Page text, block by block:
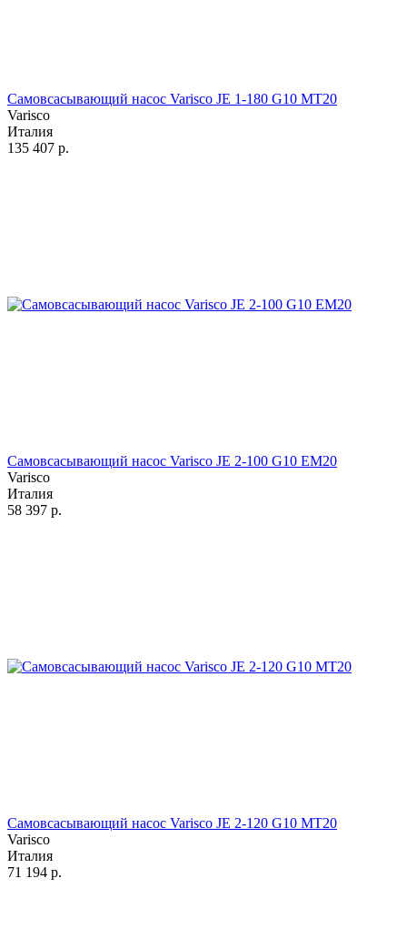
Самовсасывающий насос Varisco JE 1-180 G10 MT20
Varisco
Италия
135 407 р.
Самовсасывающий насос Varisco JE 2-100 G10 EM20
Varisco
Италия
58 397 р.
Самовсасывающий насос Varisco JE 2-120 G10 MT20
Varisco
Италия
71 194 р.